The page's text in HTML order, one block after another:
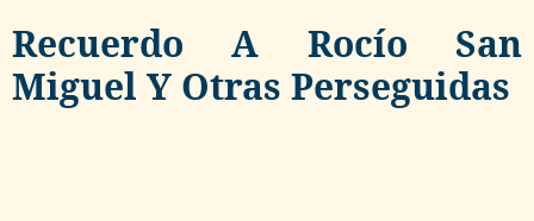
Recuerdo A Rocío San
Miguel Y Otras Perseguidas